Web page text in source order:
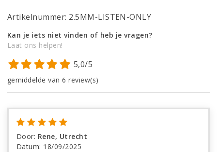
Artikelnummer: 2.5MM-LISTEN-ONLY
Kan je iets niet vinden of heb je vragen?
Laat ons helpen!
5,0/5
gemiddelde van 6 review(s)
Door: Rene, Utrecht
Datum: 18/09/2025